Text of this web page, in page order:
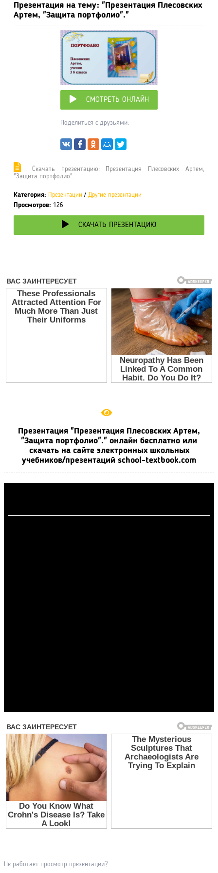
Презентация на тему: "Презентация Плесовских
Артем, "Защита портфолио"."
СМОТРЕТЬ ОНЛАЙН
Поделиться с друзьями:
Cкачать презентацию: Презентация Плесовских Артем,
"Защита портфолио".
Категория: Презентации / Другие презентации
Просмотров: 126
СКАЧАТЬ ПРЕЗЕНТАЦИЮ
Презентация "Презентация Плесовских Артем,
"Защита портфолио"." онлайн бесплатно или
скачать на сайте электронных школьных
учебников/презентаций school-textbook.com
Не работает просмотр презентации?